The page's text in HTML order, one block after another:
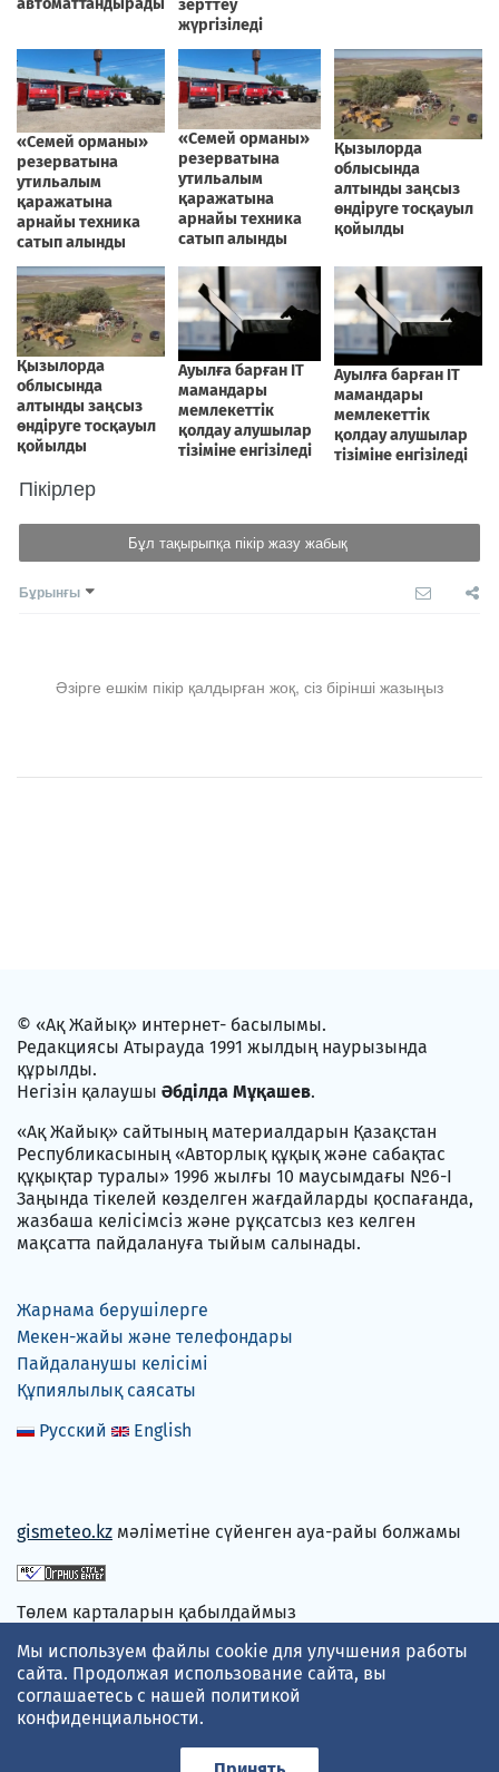
Пікірлер
Бұл тақырыпқа пікір жазу жабық
Бұрынғы
Әзірге ешкім пікір қалдырған жоқ, сіз бірінші жазыңыз
© «Ақ Жайық» интернет- басылымы.
Редакциясы Атырауда 1991 жылдың наурызында
құрылды.
Негізін қалаушы Әбділда Мұқашев.
«Ақ Жайық» сайтының материалдарын Қазақстан
Республикасының «Авторлық құқық және сабақтас
құқықтар туралы» 1996 жылғы 10 маусымдағы №6-I
Заңында тікелей көзделген жағдайларды қоспағанда,
жазбаша келісімсіз және рұқсатсыз кез келген
мақсатта пайдалануға тыйым салынады.
Жарнама берушілерге
Мекен-жайы және телефондары
Пайдаланушы келісімі
Құпиялылық саясаты
Русский
English
gismeteo.kz мәліметіне сүйенген ауа-райы болжамы
Төлем карталарын қабылдаймыз
Мы используем файлы cookie для улучшения работы
сайта. Продолжая использование сайта, вы
соглашаетесь с нашей политикой
конфиденциальности.